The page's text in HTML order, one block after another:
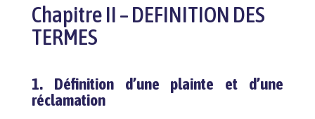
Chapitre II – DEFINITION DES
TERMES
1. Définition d’une plainte et d’une
réclamation